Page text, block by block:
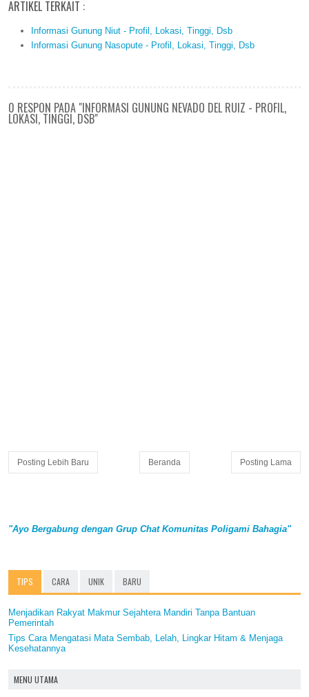
ARTIKEL TERKAIT :
Informasi Gunung Niut - Profil, Lokasi, Tinggi, Dsb
Informasi Gunung Nasopute - Profil, Lokasi, Tinggi, Dsb
0 RESPON PADA "INFORMASI GUNUNG NEVADO DEL RUIZ - PROFIL,
LOKASI, TINGGI, DSB"
Posting Lebih Baru Posting Lama
Beranda
"Ayo Bergabung dengan Grup Chat Komunitas Poligami Bahagia"
TIPS CARA UNIK BARU
Menjadikan Rakyat Makmur Sejahtera Mandiri Tanpa Bantuan
Pemerintah
Tips Cara Mengatasi Mata Sembab, Lelah, Lingkar Hitam & Menjaga
Kesehatannya
MENU UTAMA